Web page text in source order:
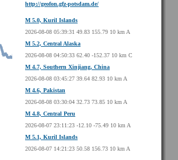
http://geofon.gfz-potsdam.de/
M 5.0, Kuril Islands
2026-08-08 05:39:31 49.83 155.79 10 km A
M 5.2, Central Alaska
2026-08-08 04:50:33 62.40 -152.37 10 km C
M 4.7, Southern Xinjiang, China
2026-08-08 03:45:27 39.64 82.93 10 km A
M 4.6, Pakistan
2026-08-08 03:30:04 32.73 73.85 10 km A
M 4.8, Central Peru
2026-08-07 23:11:23 -12.10 -75.49 10 km A
M 5.1, Kuril Islands
2026-08-07 14:21:23 50.58 156.73 10 km A